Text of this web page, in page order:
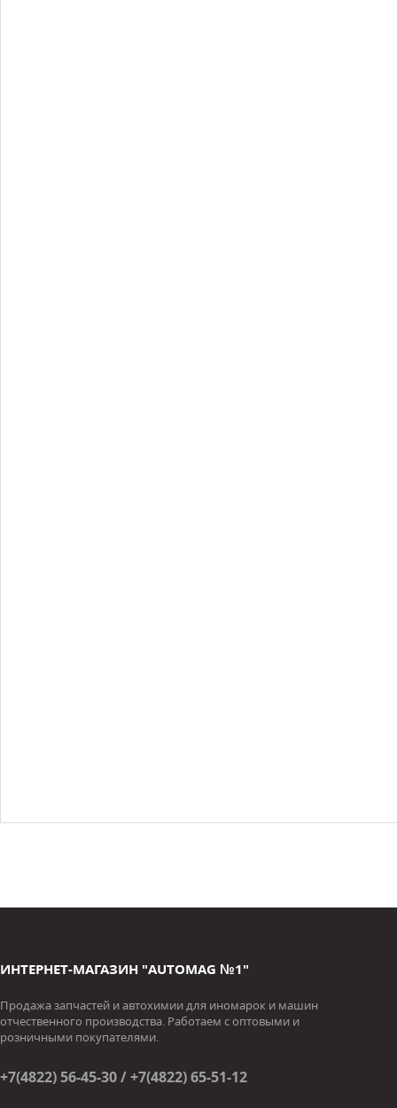
ИНТЕРНЕТ-МАГАЗИН "AUTOMAG №1"
Продажа запчастей и автохимии для иномарок и машин
отчественного производства. Работаем с оптовыми и
розничными покупателями.
+7(4822) 56-45-30 / +7(4822) 65-51-12